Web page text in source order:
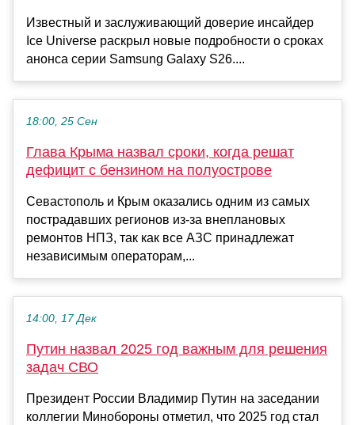
Известный и заслуживающий доверие инсайдер
Ice Universe раскрыл новые подробности о сроках
анонса серии Samsung Galaxy S26....
18:00, 25 Сен
Глава Крыма назвал сроки, когда решат
дефицит с бензином на полуострове
Севастополь и Крым оказались одним из самых
пострадавших регионов из-за внеплановых
ремонтов НПЗ, так как все АЗС принадлежат
независимым операторам,...
14:00, 17 Дек
Путин назвал 2025 год важным для решения
задач СВО
Президент России Владимир Путин на заседании
коллегии Минобороны отметил, что 2025 год стал